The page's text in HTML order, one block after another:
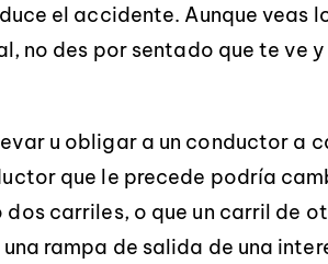
el accidente. Aunque veas
no des por sentado que te ve y
u obligar a un conductor a
que le precede podría
carriles, o que un carril de
rampa de salida de una